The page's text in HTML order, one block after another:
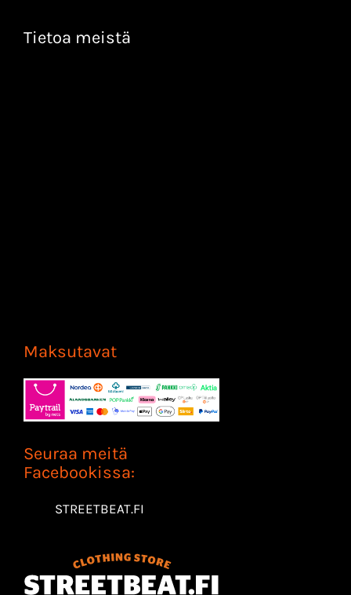
Tietoa meistä
Maksutavat
Seuraa meitä
Facebookissa:
STREETBEAT.FI